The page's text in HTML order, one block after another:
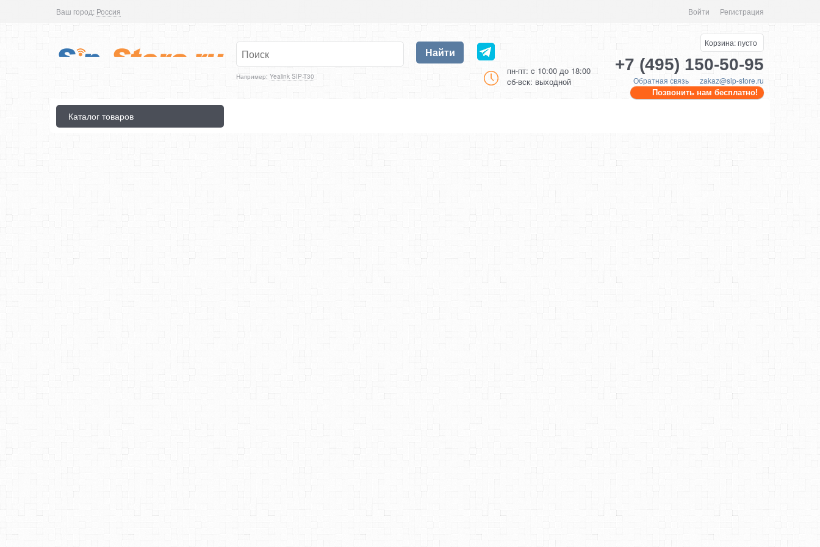
Ваш город: Россия Войти Регистрация
Например: Yealink SIP-T30
Найти
пн-пт: c 10:00 до 18:00
cб-вск: выходной
Корзина:пусто
+7 (495) 150-50-95
Обратная связь zakaz@sip-store.ru
Позвонить нам бесплатно!
Каталог товаров